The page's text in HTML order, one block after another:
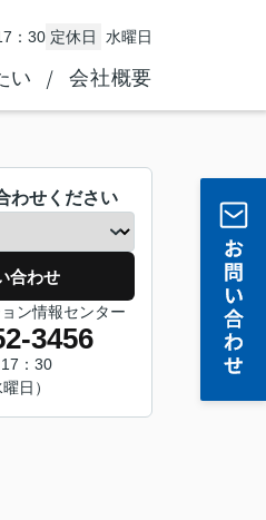
：30 定休日 水曜日
い 会社概要
わせください
合わせ
ン情報センター
3456
：30
日）